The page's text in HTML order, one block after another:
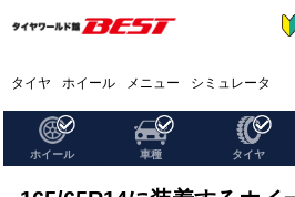
タイヤ ホイール メニュー シミュレータ
ホイール 車種 タイヤ